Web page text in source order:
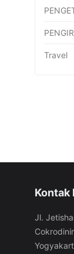
Travel
Kontak
Jl.